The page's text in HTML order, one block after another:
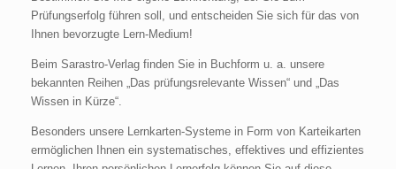
Prüfungserfolg führen soll, und entscheiden Sie sich für das von
Ihnen bevorzugte Lern-Medium!
Beim Sarastro-Verlag finden Sie in Buchform u. a. unsere
bekannten Reihen „Das prüfungsrelevante Wissen“ und „Das
Wissen in Kürze“.
Besonders unsere Lernkarten-Systeme in Form von Karteikarten
ermöglichen Ihnen ein systematisches, effektives und effizientes